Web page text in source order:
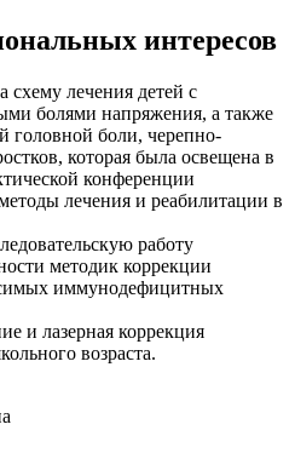
интересов
схему лечения детей с
болями напряжения, а также
головной боли, черепно-
которая была освещена в
конференции
лечения и реабилитации в
работу
методик коррекции
иммунодефицитных
и лазерная коррекция
возраста.